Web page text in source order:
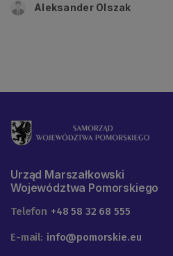
Aleksander Olszak
Urząd Marszałkowski
Województwa Pomorskiego
Telefon +48 58 32 68 555
E-mail: info@pomorskie.eu